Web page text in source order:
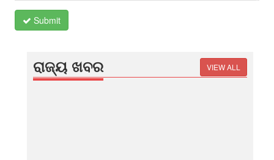
Submit
ରାଜ୍ୟ ଖବର VIEW ALL